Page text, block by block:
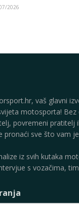
2026
vaš glavni
motosporta! Bez
povremeni pratitelj
pronaći sve što vam
iz svih kutaka
s vozačima,